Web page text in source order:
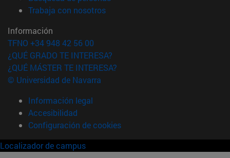
Trabaja con nosotros(abre en nueva ventana)
Información
TFNO +34 948 42 56 00
¿QUÉ GRADO TE INTERESA?
¿QUÉ MÁSTER TE INTERESA?
© Universidad de Navarra
Información legal
Accesibilidad
Configuración de cookies
Localizador de campus